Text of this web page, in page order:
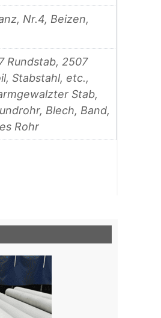
Nr.4, Beizen,
Rundstab, 2507
Stabstahl, etc.,
Stab,
Blech, Band,
Rohr